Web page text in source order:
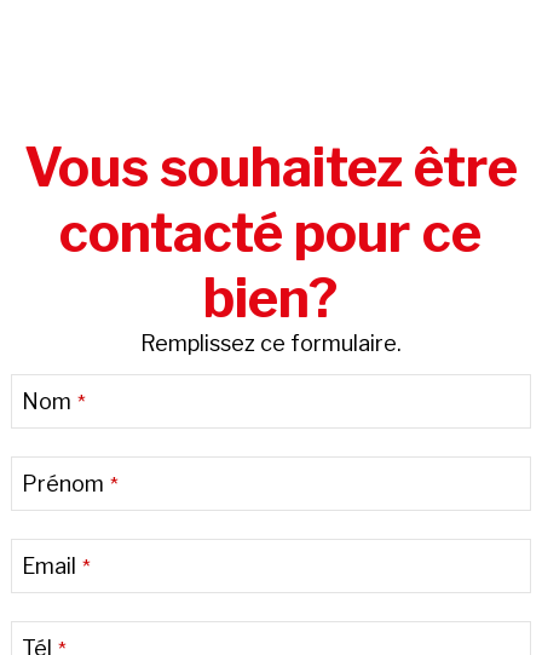
Vous souhaitez être
contacté pour ce
bien?
Remplissez ce formulaire.
Nom *
Prénom *
Email *
Tél *